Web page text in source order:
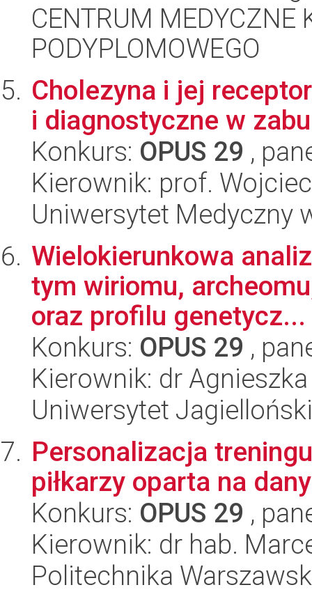
CENTRUM MEDYCZNE
PODYPLOMOWEGO
Cholezyna i jej
i diagnostyczne w
Konkurs: OPUS 29 ,
Kierownik: prof.
Uniwersytet Medyczny
Wielokierunkowa
tym wiriomu,
oraz profilu genetycz...
Konkurs: OPUS 29 ,
Kierownik: dr
Uniwersytet Jagielloński
Personalizacja
piłkarzy oparta na
Konkurs: OPUS 29 ,
Kierownik: dr hab.
Politechnika